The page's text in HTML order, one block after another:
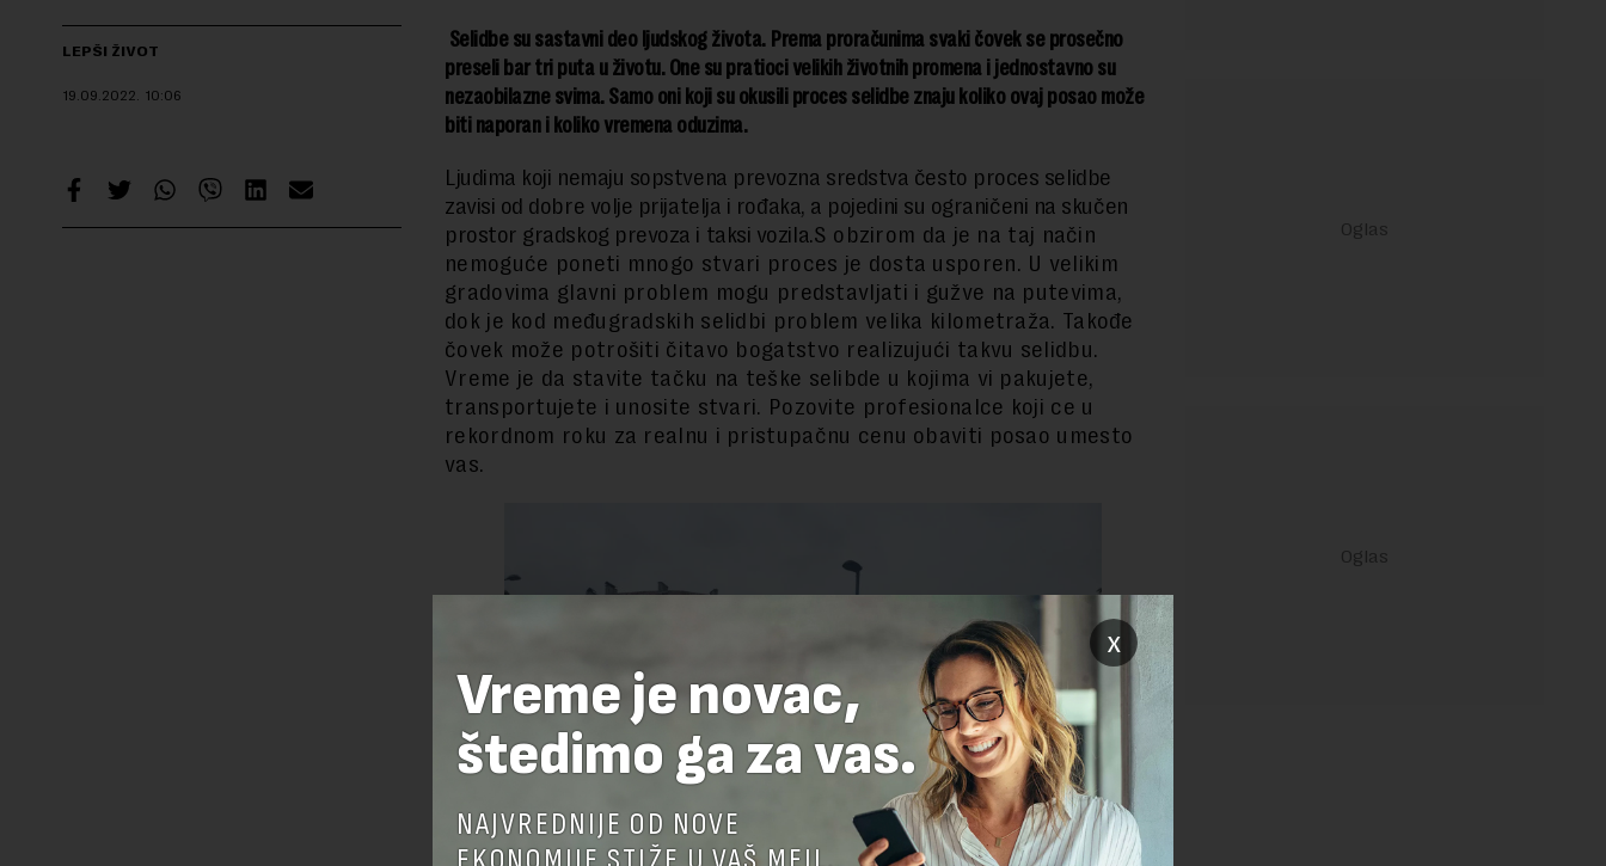
LEPŠI ŽIVOT
19.09.2022. 10:06
Selidbe su sastavni deo ljudskog života. Prema proračunima svaki čovek se prosečno
preseli bar tri puta u životu. One su pratioci velikih životnih promena i jednostavno su
nezaobilazne svima. Samo oni koji su okusili proces selidbe znaju koliko ovaj posao može
biti naporan i koliko vremena oduzima.
Ljudima koji nemaju sopstvena prevozna sredstva često proces selidbe
zavisi od dobre volje prijatelja i rođaka, a pojedini su ograničeni na skučen
prostor gradskog prevoza i taksi vozila.S obzirom da je na taj način
nemoguće poneti mnogo stvari proces je dosta usporen. U velikim
gradovima glavni problem mogu predstavljati i gužve na putevima,
dok je kod međugradskih selidbi problem velika kilometraža. Takođe
čovek može potrošiti čitavo bogatstvo realizujući takvu selidbu.
Vreme je da stavite tačku na teške selibde u kojima vi pakujete,
transportujete i unosite stvari. Pozovite profesionalce koji ce u
rekordnom roku za realnu i pristupačnu cenu obaviti posao umesto
vas.
x
Vreme je novac,
štedimo ga za vas.
NAJVREDNIJE OD NOVE